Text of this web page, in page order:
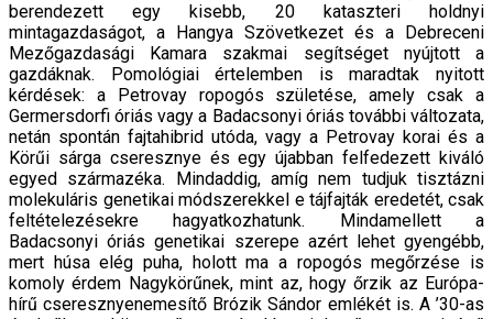
berendezett egy kisebb, 20 kataszteri holdnyi
mintagazdaságot, a Hangya Szövetkezet és a Debreceni
Mezőgazdasági Kamara szakmai segítséget nyújtott a
gazdáknak. Pomológiai értelemben is maradtak nyitott
kérdések: a Petrovay ropogós születése, amely csak a
Germersdorfi óriás vagy a Badacsonyi óriás további változata,
netán spontán fajtahibrid utóda, vagy a Petrovay korai és a
Körűi sárga cseresznye és egy újabban felfedezett kiváló
egyed származéka. Mindaddig, amíg nem tudjuk tisztázni
molekuláris genetikai módszerekkel e tájfajták eredetét, csak
feltételezésekre hagyatkozhatunk. Mindamellett a
Badacsonyi óriás genetikai szerepe azért lehet gyengébb,
mert húsa elég puha, holott ma a ropogós megőrzése is
komoly érdem Nagykörűnek, mint az, hogy őrzik az Európa-
hírű cseresznyenemesítő Brózik Sándor emlékét is. A ’30-as